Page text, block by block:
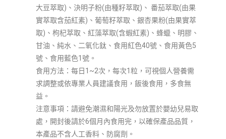
大豆萃取)、決明子粉(由種籽萃取)、 番茄萃取(由果
實萃取含茄紅素)、葡萄籽萃取、銀杏果粉(由果實萃
取)、枸杞萃取、紅藻萃取(含蝦紅素)、蜂蠟、明膠、
甘油、純水、二氧化鈦、食用紅色40號、食用黃色5
號、食用藍色1號。
食用方法：每日1~2次，每次1粒，可視個人營養需
求調整或依專業人員建議食用，飯後食用，多食無
益。
注意事項：請避免潮濕和陽光及勿放置於嬰幼兒易取
處，開封後請於6個月內食用完，以確保產品品質，
本產品不含人工香料、防腐劑。